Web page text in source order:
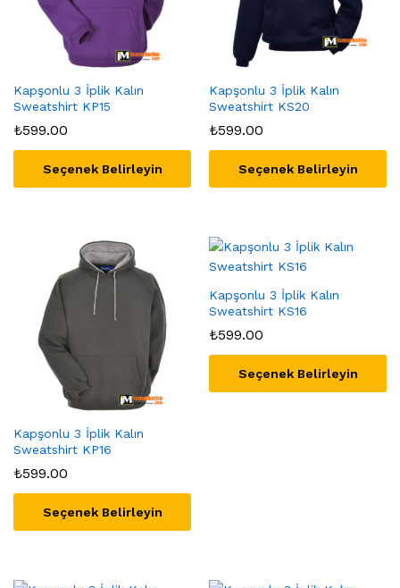
Kapşonlu 3 İplik Kalın
Sweatshirt KP15
₺599.00
Seçenek Belirleyin
varyasyonu
Seçenekler
sayfasından
seçilebilir
Kapşonlu 3 İplik Kalın
Sweatshirt KS20
₺599.00
Seçenek Belirleyin
birden
fazla
varyasyonu
var.
Seçenekler
ürün
sayfasından
seçilebilir
Kapşonlu 3 İplik Kalın
Sweatshirt KP16
₺599.00
Seçenek Belirleyin
birden
Kapşonlu 3 İplik Kalın
Sweatshirt KS16
₺599.00
Seçenek Belirleyin
seçilebilir